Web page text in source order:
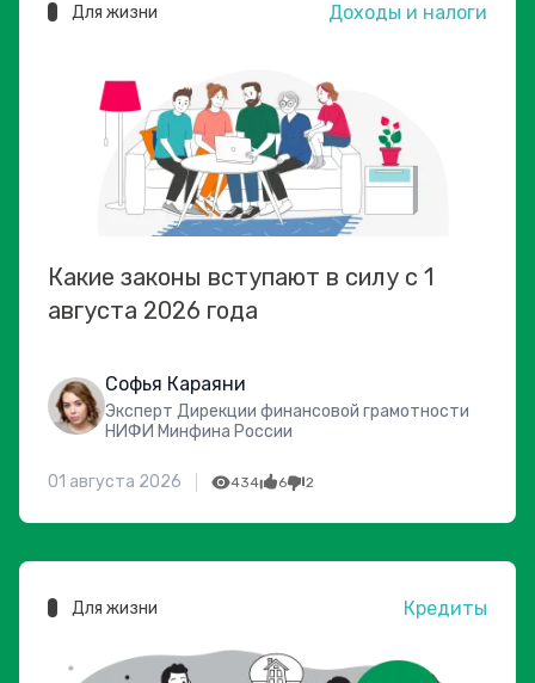
Для жизни Доходы и налоги
Какие законы вступают в силу с 1
августа 2026 года
Софья Караяни
Эксперт Дирекции финансовой грамотности
НИФИ Минфина России
01 августа 2026 434 6 2
Для жизни Кредиты